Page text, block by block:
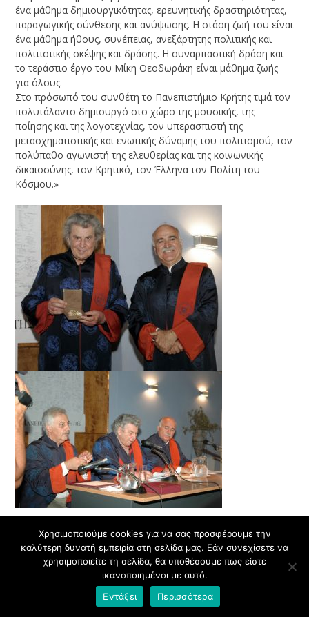
ένα μάθημα δημιουργικότητας, ερευνητικής δραστηριότητας,
παραγωγικής σύνθεσης και ανύψωσης. Η στάση ζωή του είναι
ένα μάθημα ήθους, συνέπειας, ανεξάρτητης πολιτικής και
πολιτιστικής σκέψης και δράσης. Η συναρπαστική δράση και
το τεράστιο έργο του Μίκη Θεοδωράκη είναι μάθημα ζωής
για όλους.
Στο πρόσωπό του συνθέτη το Πανεπιστήμιο Κρήτης τιμά τον
πολυτάλαντο δημιουργό στο χώρο της μουσικής, της
ποίησης και της λογοτεχνίας, τον υπερασπιστή της
μετασχηματιστικής και ενωτικής δύναμης του πολιτισμού, τον
πολύπαθο αγωνιστή της ελευθερίας και της κοινωνικής
δικαιοσύνης, τον Κρητικό, τον Έλληνα τον Πολίτη του
Κόσμου.»
Η αλήθεια είναι ότι με αυτή την εκδήλωση έκλεισε
ένα 4ημερο αφιερωμένο στον Μίκη που έγινε στα
Χανιά, όχι όμως και συνολικά οι εκδηλώσεις για τον
συνθέτη. Υπό τον γενικό τίτλο «Η Κρήτη τιμά τον
Μίκη Θεοδωράκη» οι εκδηλώσεις συνεχίζονται
Χρησιμοποιούμε cookies για να σας προσφέρουμε την
καλύτερη δυνατή εμπειρία στη σελίδα μας. Εάν συνεχίσετε να
χρησιμοποιείτε τη σελίδα, θα υποθέσουμε πως είστε
ικανοποιημένοι με αυτό.
Εντάξει
Περισσότερα